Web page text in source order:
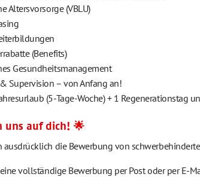
Altersvorsorge (VBLU)
(Benefits)
Gesundheitsmanagement
Supervision – von Anfang an!
(5-Tage-Woche) + 1 Regenerationstag
uns auf dich! 🌟
ausdrücklich die Bewerbung von
vollständige Bewerbung per Post oder per E-